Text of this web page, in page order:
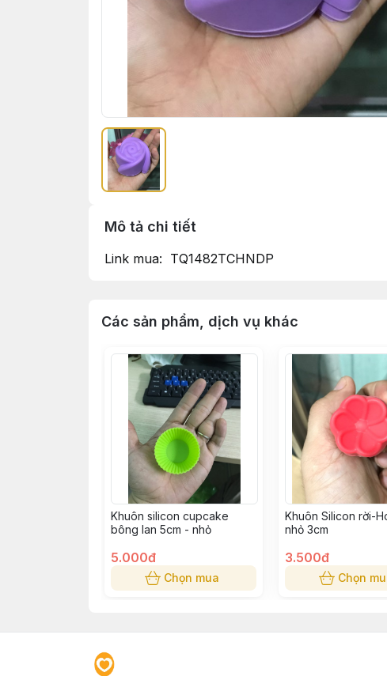
Mô tả chi tiết
Link mua: TQ1482TCHNDP
Các sản phẩm, dịch vụ khác
Khuôn silicon cupcake
bông lan 5cm - nhỏ
5.000đ
Chọn mua
Khuôn Silicon rời-
nhỏ 3cm
3.500đ
Chọn